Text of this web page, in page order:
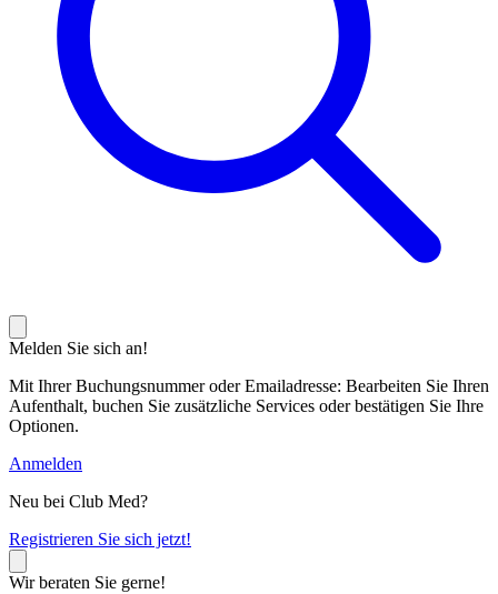
Melden Sie sich an!
Mit Ihrer Buchungsnummer oder Emailadresse: Bearbeiten Sie Ihren
Aufenthalt, buchen Sie zusätzliche Services oder bestätigen Sie Ihre
Optionen.
Anmelden
Neu bei Club Med?
Registrieren Sie sich jetzt!
Wir beraten Sie gerne!